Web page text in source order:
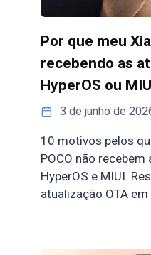
Por que meu
recebendo as
HyperOS ou
3 de junho de
10 motivos pelos
POCO não
HyperOS e MIUI.
atualização OTA